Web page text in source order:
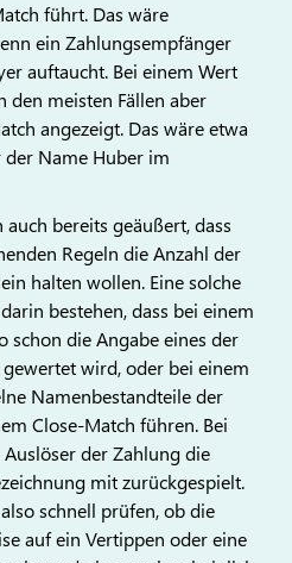
führt. Das wäre
ein Zahlungsempfänger
auftaucht. Bei einem Wert
meisten Fällen aber
angezeigt. Das wäre etwa
Name Huber im
auch bereits geäußert, dass
Regeln die Anzahl der
halten wollen. Eine solche
bestehen, dass bei einem
schon die Angabe eines der
wird, oder bei einem
Namenbestandteile der
Close-Match führen. Bei
der Zahlung die
mit zurückgespielt.
schnell prüfen, ob die
auf ein Vertippen oder eine